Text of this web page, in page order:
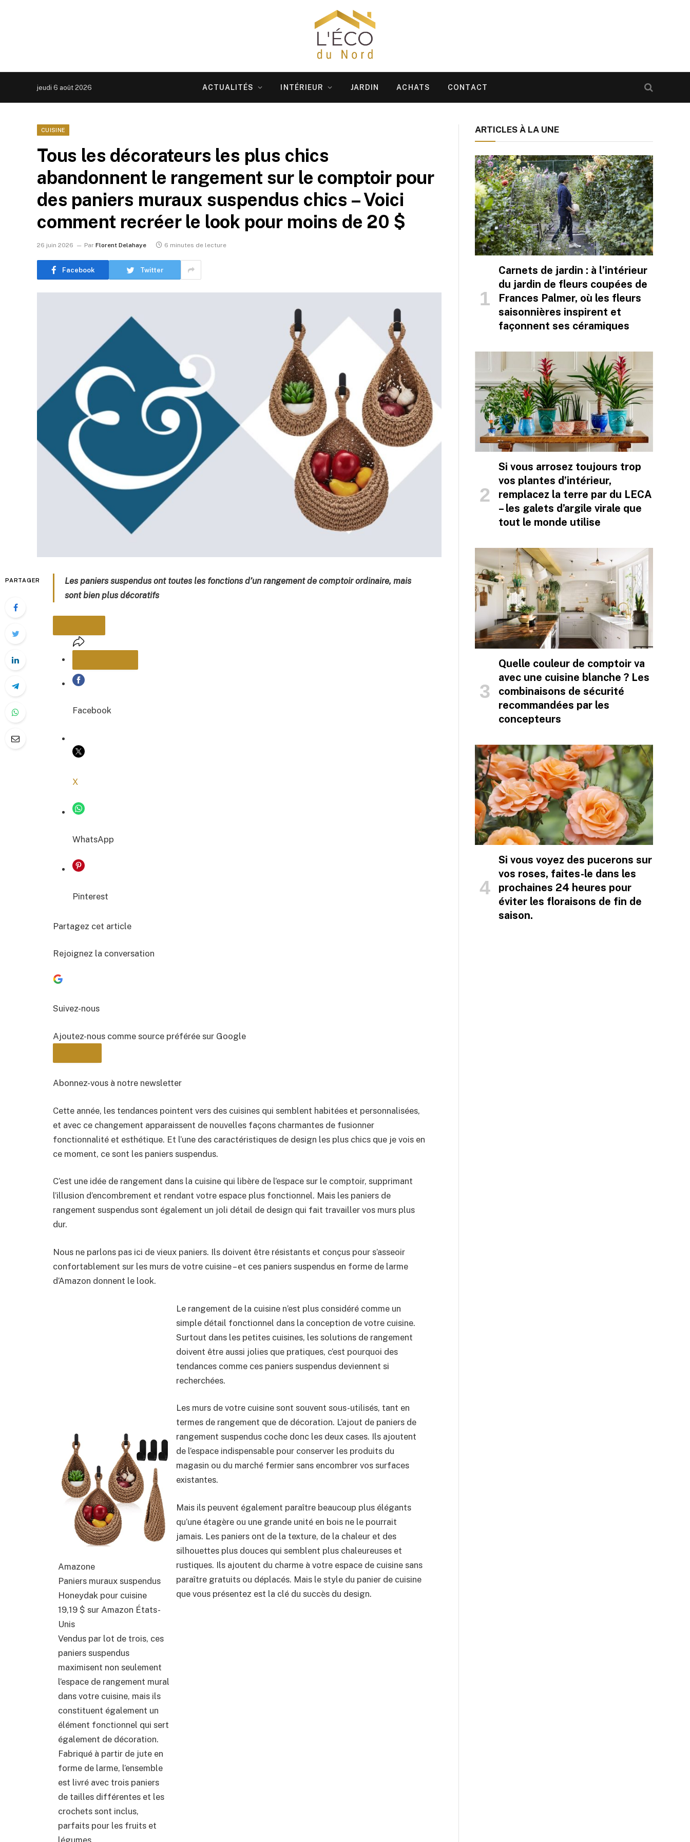
jeudi 6 août 2026 ACTUALITÉS INTÉRIEUR JARDIN ACHATS CONTACT
CUISINE
Tous les décorateurs les plus chics
abandonnent le rangement sur le comptoir pour
des paniers muraux suspendus chics – Voici
comment recréer le look pour moins de 20 $
26 juin 2026 Par Florent Delahaye 6 minutes de lecture
Facebook Twitter
PARTAGER
Les paniers suspendus ont toutes les fonctions d’un rangement de comptoir ordinaire, mais
sont bien plus décoratifs
PARTAGER
COPIER LE LIEN
Facebook
X
WhatsApp
Pinterest
Partagez cet article
Rejoignez la conversation
Suivez-nous
Ajoutez-nous comme source préférée sur Google
Abonnez-vous à notre newsletter
Cette année, les tendances pointent vers des cuisines qui semblent habitées et personnalisées,
et avec ce changement apparaissent de nouvelles façons charmantes de fusionner
fonctionnalité et esthétique. Et l’une des caractéristiques de design les plus chics que je vois en
ce moment, ce sont les paniers suspendus.
C’est une idée de rangement dans la cuisine qui libère de l’espace sur le comptoir, supprimant
l’illusion d’encombrement et rendant votre espace plus fonctionnel. Mais les paniers de
rangement suspendus sont également un joli détail de design qui fait travailler vos murs plus
dur.
Nous ne parlons pas ici de vieux paniers. Ils doivent être résistants et conçus pour s’asseoir
confortablement sur les murs de votre cuisine – et ces paniers suspendus en forme de larme
d’Amazon donnent le look.
Amazone
Paniers muraux suspendus
Honeydak pour cuisine
19,19 $ sur Amazon États-
Unis
Vendus par lot de trois, ces
paniers suspendus
maximisent non seulement
l’espace de rangement mural
dans votre cuisine, mais ils
constituent également un
élément fonctionnel qui sert
également de décoration.
Fabriqué à partir de jute en
forme de larme, l’ensemble
est livré avec trois paniers
de tailles différentes et les
crochets sont inclus,
parfaits pour les fruits et
Le rangement de la cuisine n’est plus considéré comme un
simple détail fonctionnel dans la conception de votre cuisine.
Surtout dans les petites cuisines, les solutions de rangement
doivent être aussi jolies que pratiques, c’est pourquoi des
tendances comme ces paniers suspendus deviennent si
recherchées.
Les murs de votre cuisine sont souvent sous-utilisés, tant en
termes de rangement que de décoration. L’ajout de paniers de
rangement suspendus coche donc les deux cases. Ils ajoutent
de l’espace indispensable pour conserver les produits du
magasin ou du marché fermier sans encombrer vos surfaces
existantes.
Mais ils peuvent également paraître beaucoup plus élégants
qu’une étagère ou une grande unité en bois ne le pourrait
jamais. Les paniers ont de la texture, de la chaleur et des
silhouettes plus douces qui semblent plus chaleureuses et
rustiques. Ils ajoutent du charme à votre espace de cuisine sans
paraître gratuits ou déplacés. Mais le style du panier de cuisine
que vous présentez est la clé du succès du design.
ARTICLES À LA UNE
Carnets de jardin : à l’intérieur
du jardin de fleurs coupées de
Frances Palmer, où les fleurs
saisonnières inspirent et
façonnent ses céramiques
Si vous arrosez toujours trop
vos plantes d’intérieur,
remplacez la terre par du LECA
– les galets d’argile virale que
tout le monde utilise
Quelle couleur de comptoir va
avec une cuisine blanche ? Les
combinaisons de sécurité
recommandées par les
concepteurs
Si vous voyez des pucerons sur
vos roses, faites-le dans les
prochaines 24 heures pour
éviter les floraisons de fin de
saison.